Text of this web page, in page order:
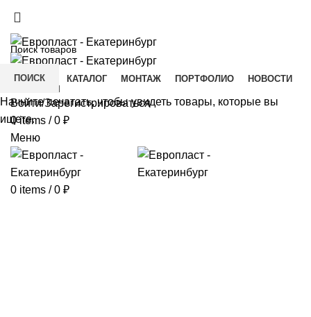
ГЛАВНАЯ КАТАЛОГ МОНТАЖ ПОРТФОЛИО
НОВОСТИ
КОНТАКТЫ
Войти/Зарегистрироваться
0items / 0 ₽
Меню
0 items / 0 ₽
ПОИСК
Начните печатать, чтобы увидеть товары, которые вы
ищете.